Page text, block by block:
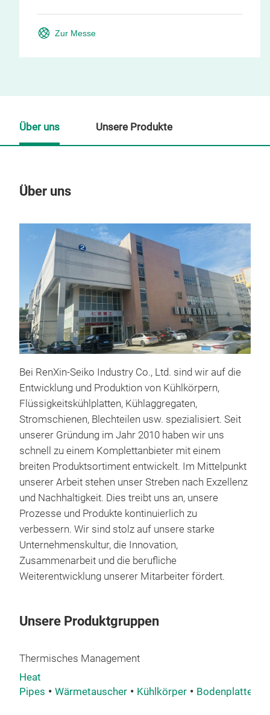
Zur Messe
Über uns
Bei RenXin-Seiko Industry Co., Ltd. sind wir auf die
Entwicklung und Produktion von Kühlkörpern,
Flüssigkeitskühlplatten, Kühlaggregaten,
Stromschienen, Blechteilen usw. spezialisiert. Seit
unserer Gründung im Jahr 2010 haben wir uns
schnell zu einem Komplettanbieter mit einem
breiten Produktsortiment entwickelt. Im Mittelpunkt
unserer Arbeit stehen unser Streben nach Exzellenz
und Nachhaltigkeit. Dies treibt uns an, unsere
Prozesse und Produkte kontinuierlich zu
verbessern. Wir sind stolz auf unsere starke
Unternehmenskultur, die Innovation,
Zusammenarbeit und die berufliche
Weiterentwicklung unserer Mitarbeiter fördert.
Unsere Produktgruppen
Thermisches Management
Heat
Pipes
Wärmetauscher Kühlkörper Bodenplatte
Über uns Unsere Produkte